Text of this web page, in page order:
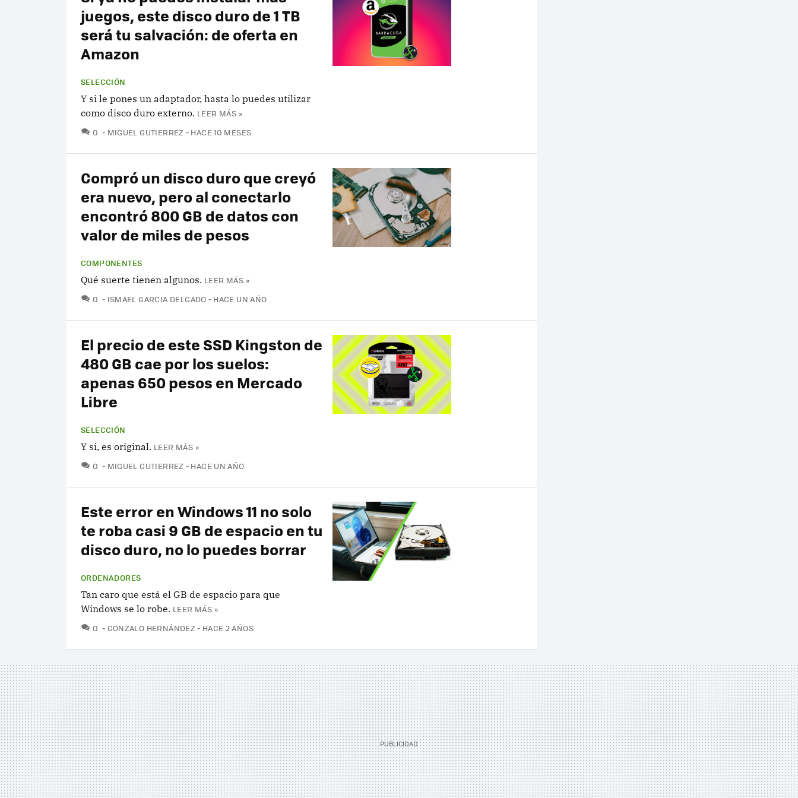
juegos, este disco duro de 1 TB
será tu salvación: de oferta en
Amazon
SELECCIÓN
Y si le pones un adaptador, hasta lo puedes utilizar
como disco duro externo. LEER MÁS »
0 COMENTARIOS
MIGUEL GUTIERREZ HACE 10 MESES
Compró un disco duro que creyó
era nuevo, pero al conectarlo
encontró 800 GB de datos con
valor de miles de pesos
COMPONENTES
Qué suerte tienen algunos. LEER MÁS »
0 COMENTARIOS
ISMAEL GARCIA DELGADO HACE UN AÑO
El precio de este SSD Kingston de
480 GB cae por los suelos:
apenas 650 pesos en Mercado
Libre
SELECCIÓN
Y si, es original. LEER MÁS »
0 COMENTARIOS
MIGUEL GUTIERREZ HACE UN AÑO
Este error en Windows 11 no solo
te roba casi 9 GB de espacio en tu
disco duro, no lo puedes borrar
ORDENADORES
Tan caro que está el GB de espacio para que
Windows se lo robe. LEER MÁS »
0 COMENTARIOS
GONZALO HERNÁNDEZ HACE 2 AÑOS